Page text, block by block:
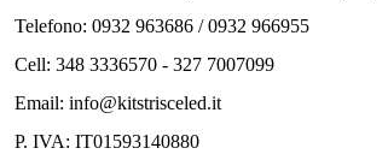
Telefono: 0932 963686 / 0932 966955
Cell: 348 3336570 - 327 7007099
Email: info@kitstrisceled.it
P. IVA: IT01593140880